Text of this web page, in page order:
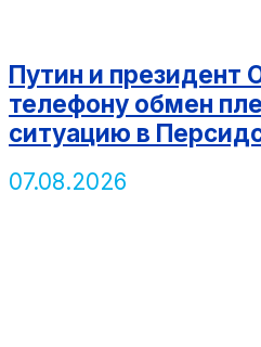
Путин и президент
телефону обмен
ситуацию в
07.08.2026